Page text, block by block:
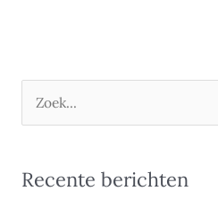
k
Recente berichten